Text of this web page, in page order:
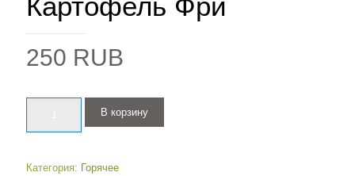
250 RUB
В корзину
Категория: Горячее